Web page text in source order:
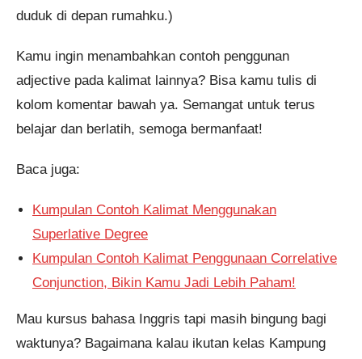
duduk di depan rumahku.)
Kamu ingin menambahkan contoh penggunan
adjective pada kalimat lainnya? Bisa kamu tulis di
kolom komentar bawah ya. Semangat untuk terus
belajar dan berlatih, semoga bermanfaat!
Baca juga:
Kumpulan Contoh Kalimat Menggunakan
Superlative Degree
Kumpulan Contoh Kalimat Penggunaan Correlative
Conjunction, Bikin Kamu Jadi Lebih Paham!
Mau kursus bahasa Inggris tapi masih bingung bagi
waktunya? Bagaimana kalau ikutan kelas Kampung